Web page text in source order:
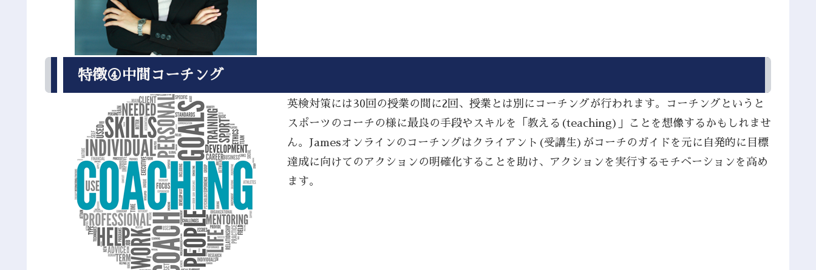
特徴④中間コーチング
英検対策には30回の授業の間に2回、授業とは別にコーチングが行われます。コーチングというと
スポーツのコーチの様に最良の手段やスキルを「教える(teaching)」ことを想像するかもしれませ
ん。Jamesオンラインのコーチングはクライアント(受講生)がコーチのガイドを元に自発的に目標
達成に向けてのアクションの明確化することを助け、アクションを実行するモチベーションを高め
ます。